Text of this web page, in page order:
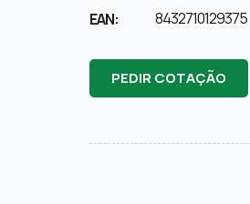
EAN: 8432710129375
PEDIR COTAÇÃO